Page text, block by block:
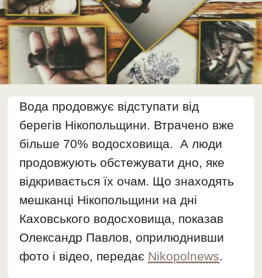
Вода продовжує відступати від
берегів Нікопольщини. Втрачено вже
більше 70% водосховища. А люди
продовжують обстежувати дно, яке
відкривається їх очам. Що знаходять
мешканці Нікопольщини на дні
Каховського водосховища, показав
Олександр Павлов, оприлюднивши
фото і відео, передає Nikopolnews.